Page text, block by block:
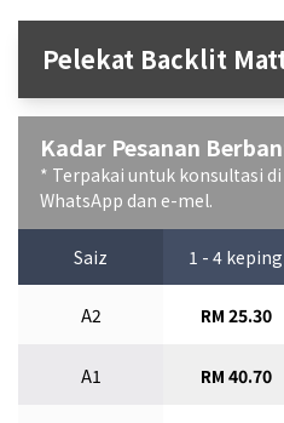
Pelekat Backlit
Kadar Pesanan
* Terpakai untuk konsultasi
WhatsApp dan e-mel.
Saiz 1 - 4 keping
A2 RM 25.30
A1 RM 40.70